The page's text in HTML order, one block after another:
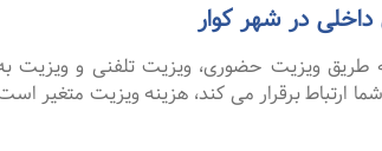
در شهر کوار
طریق ویزیت حضوری، ویزیت تلفنی و
برقرار می کند، هزینه ویزیت متغیر